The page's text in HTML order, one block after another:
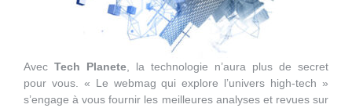
Avec Tech Planete , la technologie n’aura plus de secret
pour vous. « Le webmag qui explore l’univers high-tech »
s’engage à vous fournir les meilleures analyses et revues sur